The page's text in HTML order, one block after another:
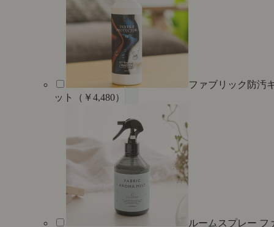
ファブリック防汚
ット（￥4,480）
ルームスプレー フ